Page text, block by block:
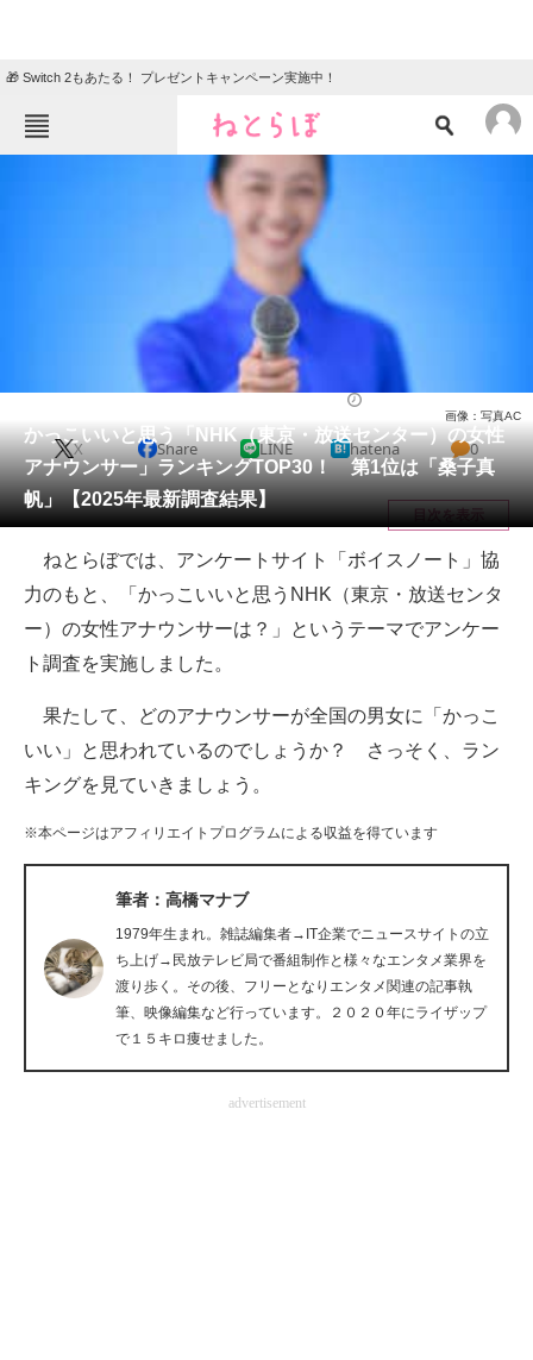
🎁 Switch 2もあたる！ プレゼントキャンペーン実施中！
ニュース
クイズ
地域
教育・育児
リサーチ
会員記事
メディア
注目記事を集めた総合ページ
ITの今と未来を見通す
スマホと通信の最新トレンド
ビジネスと働き方のヒント
AI活用のいまが分かる
企業ITのトレンドを詳説
経営リーダーのコミュニティ
マーケ×ITの今がよく分かる
ITエンジニア向け専門サイト
企業向けIT製品の総合サイト
かっこいいと思う「NHK（東京・放送センター）の女性
アナウンサー」ランキングTOP30！ 第1位は「桑子真
帆」【2025年最新調査結果】
画像：写真AC
X Share LINE hatena 0
目次を表示
ねとらぼでは、アンケートサイト「ボイスノート」協
力のもと、「かっこいいと思うNHK（東京・放送センタ
ー）の女性アナウンサーは？」というテーマでアンケー
ト調査を実施しました。
果たして、どのアナウンサーが全国の男女に「かっこ
いい」と思われているのでしょうか？ さっそく、ラン
キングを見ていきましょう。
※本ページはアフィリエイトプログラムによる収益を得ています
筆者：高橋マナブ
1979年生まれ。雑誌編集者→IT企業でニュースサイトの立
ち上げ→民放テレビ局で番組制作と様々なエンタメ業界を
渡り歩く。その後、フリーとなりエンタメ関連の記事執
筆、映像編集など行っています。２０２０年にライザップ
で１５キロ痩せました。
advertisement